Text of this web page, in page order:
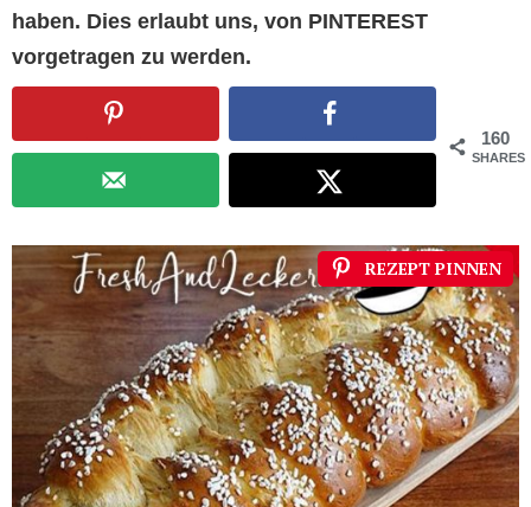
haben. Dies erlaubt uns, von PINTEREST
vorgetragen zu werden.
160
SHARES
REZEPT PINNEN